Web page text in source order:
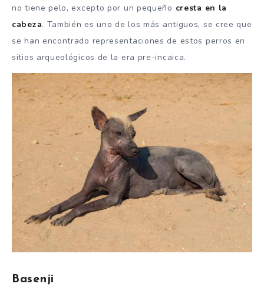
no tiene pelo, excepto por un pequeño cresta en la
cabeza. También es uno de los más antiguos, se cree que
se han encontrado representaciones de estos perros en
sitios arqueológicos de la era pre-incaica.
Basenji